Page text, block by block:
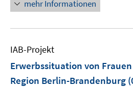
mehr Informationen
IAB-Projekt
Erwerbssituation von
Region Berlin-Brandenburg